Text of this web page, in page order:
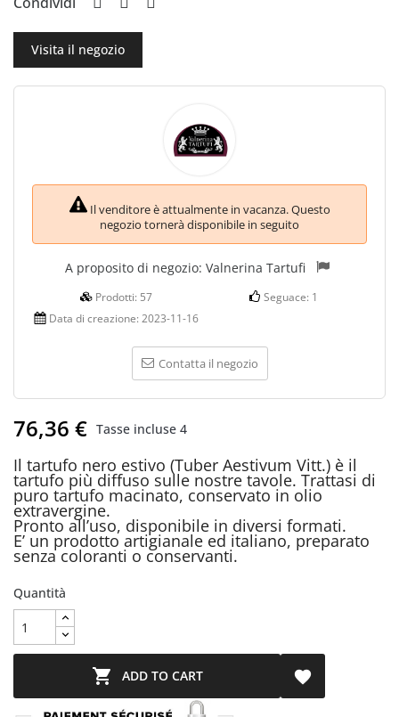
Visita il negozio
Il venditore è attualmente in vacanza. Questo
negozio tornerà disponibile in seguito
A proposito di negozio: Valnerina Tartufi
Prodotti: 57 Seguace: 1
Data di creazione: 2023-11-16
Contatta il negozio
76,36 € Tasse incluse 4
Il tartufo nero estivo (Tuber Aestivum Vitt.) è il
tartufo più diffuso sulle nostre tavole. Trattasi di
puro tartufo macinato, conservato in olio
extravergine.
Pronto all’uso, disponibile in diversi formati.
E’ un prodotto artigianale ed italiano, preparato
senza coloranti o conservanti.
Quantità
 ADD TO CART 